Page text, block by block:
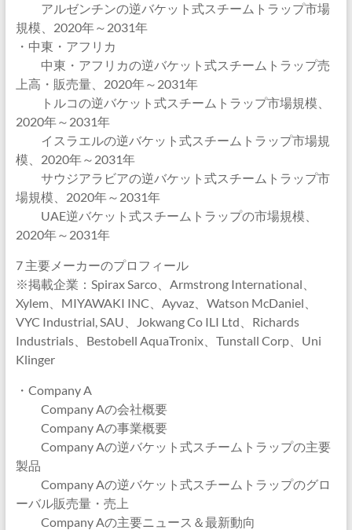
アルゼンチンの逆バケット式スチームトラップ市場
規模、2020年～2031年
・中東・アフリカ
中東・アフリカの逆バケット式スチームトラップ売
上高・販売量、2020年～2031年
トルコの逆バケット式スチームトラップ市場規模、
2020年～2031年
イスラエルの逆バケット式スチームトラップ市場規
模、2020年～2031年
サウジアラビアの逆バケット式スチームトラップ市
場規模、2020年～2031年
UAE逆バケット式スチームトラップの市場規模、
2020年～2031年
7 主要メーカーのプロフィール
※掲載企業：Spirax Sarco、Armstrong International、
Xylem、MIYAWAKI INC、Ayvaz、Watson McDaniel、
VYC Industrial, SAU、Jokwang Co ILI Ltd、Richards
Industrials、Bestobell AquaTronix、Tunstall Corp、Uni
Klinger
・Company A
Company Aの会社概要
Company Aの事業概要
Company Aの逆バケット式スチームトラップの主要
製品
Company Aの逆バケット式スチームトラップのグロ
ーバル販売量・売上
Company Aの主要ニュース＆最新動向